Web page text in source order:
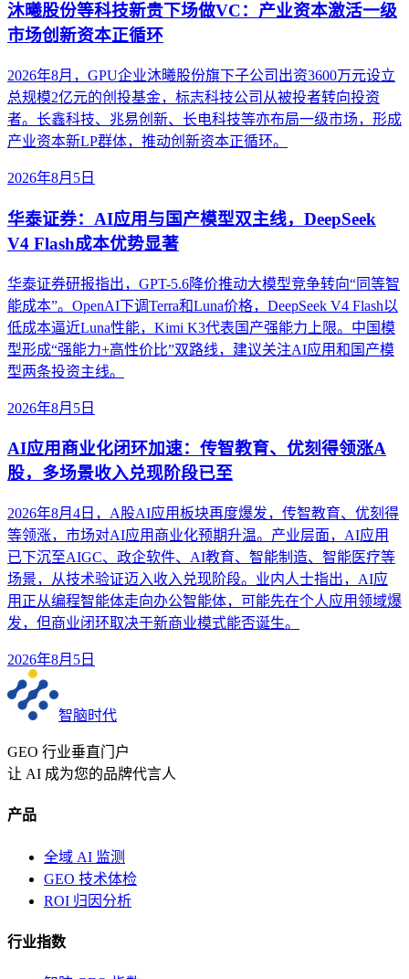
沐曦股份等科技新贵下场做VC：产业资本激活一级
市场创新资本正循环
2026年8月，GPU企业沐曦股份旗下子公司出资3600万元设立
总规模2亿元的创投基金，标志科技公司从被投者转向投资
者。长鑫科技、兆易创新、长电科技等亦布局一级市场，形成
产业资本新LP群体，推动创新资本正循环。
2026年8月5日
华泰证券：AI应用与国产模型双主线，DeepSeek
V4 Flash成本优势显著
华泰证券研报指出，GPT-5.6降价推动大模型竞争转向“同等智
能成本”。OpenAI下调Terra和Luna价格，DeepSeek V4 Flash以
低成本逼近Luna性能，Kimi K3代表国产强能力上限。中国模
型形成“强能力+高性价比”双路线，建议关注AI应用和国产模
型两条投资主线。
2026年8月5日
AI应用商业化闭环加速：传智教育、优刻得领涨A
股，多场景收入兑现阶段已至
2026年8月4日，A股AI应用板块再度爆发，传智教育、优刻得
等领涨，市场对AI应用商业化预期升温。产业层面，AI应用
已下沉至AIGC、政企软件、AI教育、智能制造、智能医疗等
场景，从技术验证迈入收入兑现阶段。业内人士指出，AI应
用正从编程智能体走向办公智能体，可能先在个人应用领域爆
发，但商业闭环取决于新商业模式能否诞生。
2026年8月5日
智脑时代
GEO 行业垂直门户
让 AI 成为您的品牌代言人
产品
全域 AI 监测
GEO 技术体检
ROI 归因分析
行业指数